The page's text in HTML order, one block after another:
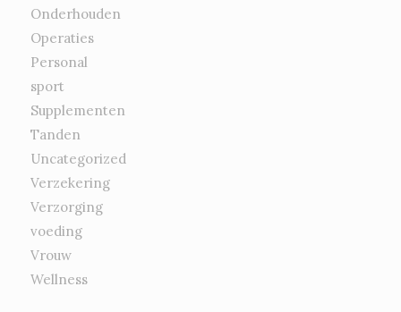
Onderhouden
Operaties
Personal
sport
Supplementen
Tanden
Uncategorized
Verzekering
Verzorging
voeding
Vrouw
Wellness